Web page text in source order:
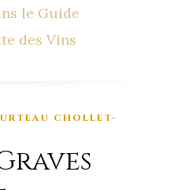
le Guide
des Vins
CHOLLET-